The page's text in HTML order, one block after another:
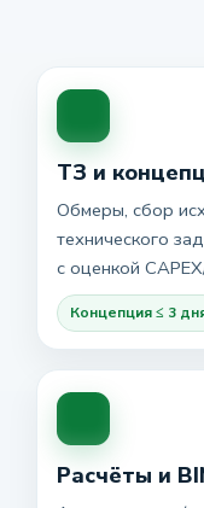
ТЗ и
Обмеры, сбор
технического
с оценкой
Концепция ≤ 3
Расчёты и